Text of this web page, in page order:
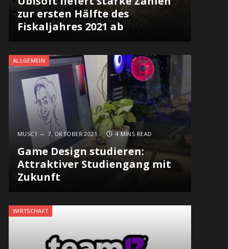
zur ersten Hälfte des
Fiskaljahres 2021 ab
ALLGEMEIN
MUSC1 7. OKTOBER 2021 4 MINS READ
Game Design studieren:
Attraktiver Studiengang mit
Zukunft
WIRTSCHAFT